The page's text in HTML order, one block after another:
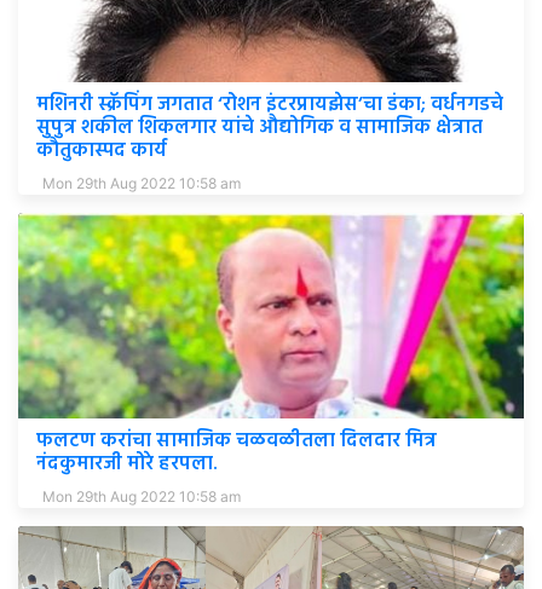
मशिनरी स्क्रॅपिंग जगतात ‘रोशन इंटरप्रायझेस’चा डंका; वर्धनगडचे
सुपुत्र शकील शिकलगार यांचे औद्योगिक व सामाजिक क्षेत्रात
कौतुकास्पद कार्य
Mon 29th Aug 2022 10:58 am
फलटण करांचा सामाजिक चळवळीतला दिलदार मित्र
नंदकुमारजी मोरे हरपला.
Mon 29th Aug 2022 10:58 am